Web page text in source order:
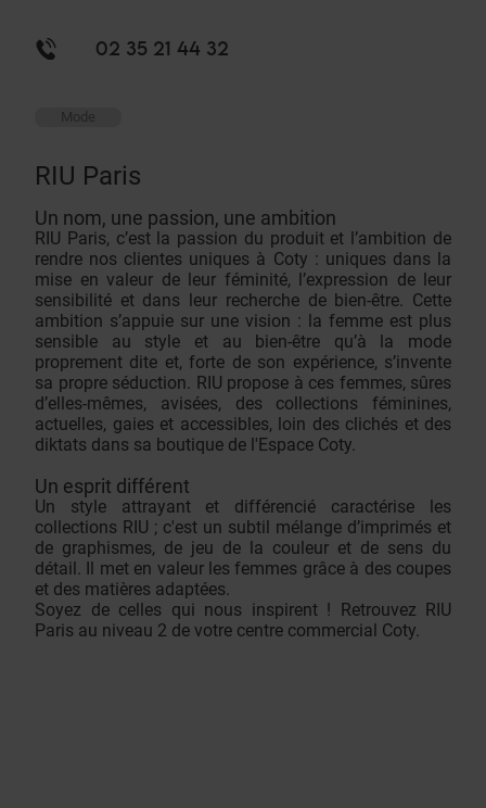
02 35 21 44 32
Mode
RIU Paris
Un nom, une passion, une ambition
RIU Paris, c’est la passion du produit et l’ambition de
rendre nos clientes uniques à Coty : uniques dans la
mise en valeur de leur féminité, l’expression de leur
sensibilité et dans leur recherche de bien-être. Cette
ambition s’appuie sur une vision : la femme est plus
sensible au style et au bien-être qu’à la mode
proprement dite et, forte de son expérience, s’invente
sa propre séduction. RIU propose à ces femmes, sûres
d’elles-mêmes, avisées, des collections féminines,
actuelles, gaies et accessibles, loin des clichés et des
diktats dans sa boutique de l'Espace Coty.
Un esprit différent
Un style attrayant et différencié caractérise les
collections RIU ; c'est un subtil mélange d’imprimés et
de graphismes, de jeu de la couleur et de sens du
détail. Il met en valeur les femmes grâce à des coupes
et des matières adaptées.
Soyez de celles qui nous inspirent ! Retrouvez RIU
Paris au niveau 2 de votre centre commercial Coty.